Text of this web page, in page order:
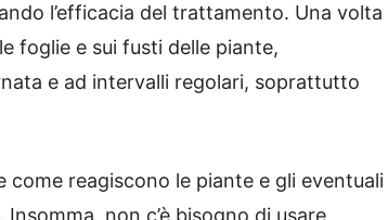
l’efficacia del trattamento. Una volta
foglie e sui fusti delle piante,
e ad intervalli regolari, soprattutto
reagiscono le piante e gli eventuali